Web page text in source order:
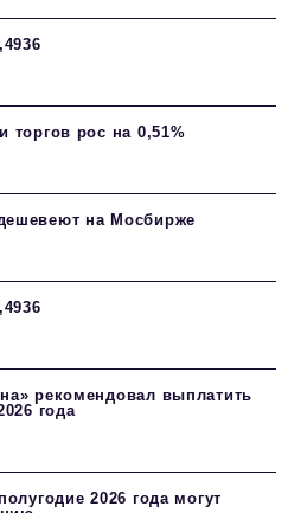
торгов рос на 0,51%
на Мосбирже
рекомендовал выплатить
года
2026 года могут